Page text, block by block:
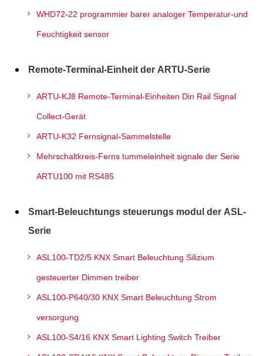
WHD72-22 programmier barer analoger Temperatur-und
Feuchtigkeit sensor
Remote-Terminal-Einheit der ARTU-Serie
ARTU-KJ8 Remote-Terminal-Einheiten Din Rail Signal
Collect-Gerät
ARTU-K32 Fernsignal-Sammelstelle
Mehrschaltkreis-Ferns tummeleinheit signale der Serie
ARTU100 mit RS485
Smart-Beleuchtungs steuerungs modul der ASL-
Serie
ASL100-TD2/5 KNX Smart Beleuchtung Silizium
gesteuerter Dimmen treiber
ASL100-P640/30 KNX Smart Beleuchtung Strom
versorgung
ASL100-S4/16 KNX Smart Lighting Switch Treiber